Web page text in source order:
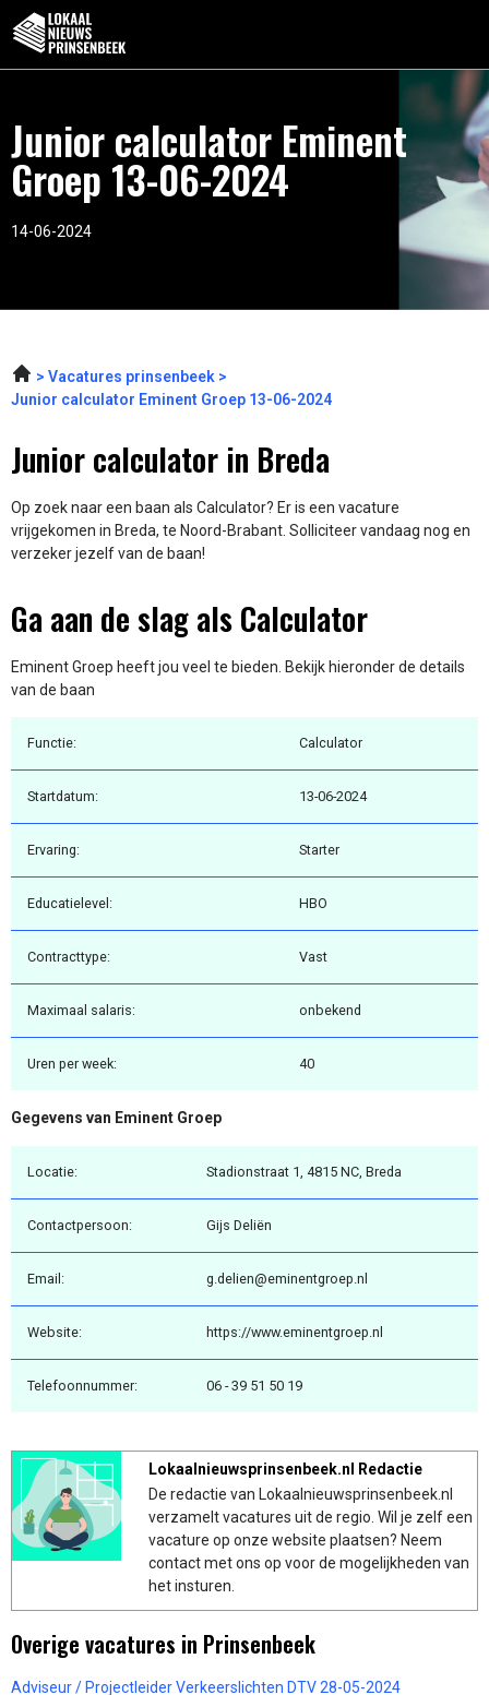
Junior calculator Eminent
Groep 13-06-2024
14-06-2024
Vacatures prinsenbeek
Junior calculator Eminent Groep 13-06-2024
Junior calculator in Breda
Op zoek naar een baan als Calculator? Er is een vacature
vrijgekomen in Breda, te Noord-Brabant. Solliciteer vandaag nog en
verzeker jezelf van de baan!
Ga aan de slag als Calculator
Eminent Groep heeft jou veel te bieden. Bekijk hieronder de details
van de baan
Functie: Calculator
Startdatum: 13-06-2024
Ervaring: Starter
Educatielevel: HBO
Contracttype: Vast
Maximaal salaris: onbekend
Uren per week: 40
Gegevens van Eminent Groep
Locatie: Stadionstraat 1, 4815 NC, Breda
Contactpersoon: Gijs Deliën
Email: g.delien@eminentgroep.nl
Website: https://www.eminentgroep.nl
Telefoonnummer: 06 - 39 51 50 19
Lokaalnieuwsprinsenbeek.nl Redactie
De redactie van Lokaalnieuwsprinsenbeek.nl
verzamelt vacatures uit de regio. Wil je zelf een
vacature op onze website plaatsen? Neem
contact met ons op voor de mogelijkheden van
het insturen.
Overige vacatures in Prinsenbeek
Adviseur / Projectleider Verkeerslichten DTV 28-05-2024